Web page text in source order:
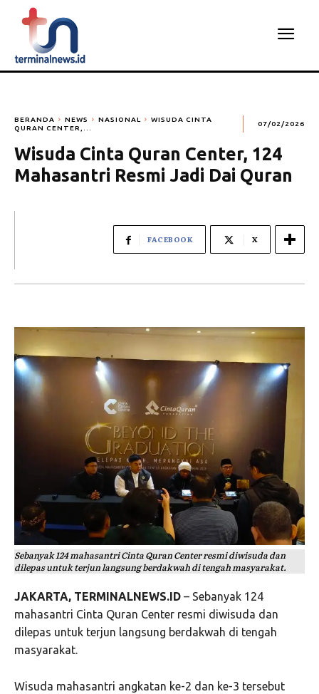
BERANDA NEWS NASIONAL
WISUDA CINTA
QURAN CENTER,...
07/02/2026
Wisuda Cinta Quran Center, 124
Mahasantri Resmi Jadi Dai Quran
FACEBOOK X
Sebanyak 124 mahasantri Cinta Quran Center resmi diwisuda dan
dilepas untuk terjun langsung berdakwah di tengah masyarakat.
JAKARTA, TERMINALNEWS.ID – Sebanyak 124
mahasantri Cinta Quran Center resmi diwisuda dan
dilepas untuk terjun langsung berdakwah di tengah
masyarakat.
Wisuda mahasantri angkatan ke-2 dan ke-3 tersebut